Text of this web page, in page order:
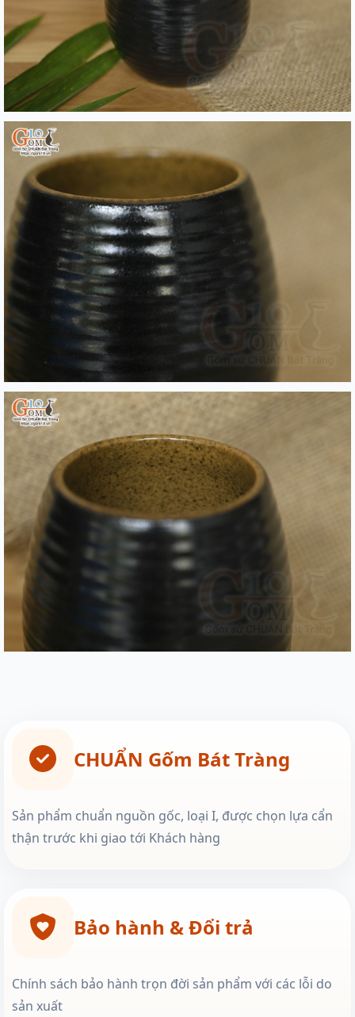
CHUẨN Gốm Bát Tràng
Sản phẩm chuẩn nguồn gốc, loại I, được chọn lựa cẩn
thận trước khi giao tới Khách hàng
Bảo hành & Đổi trả
Chính sách bảo hành trọn đời sản phẩm với các lỗi do
sản xuất